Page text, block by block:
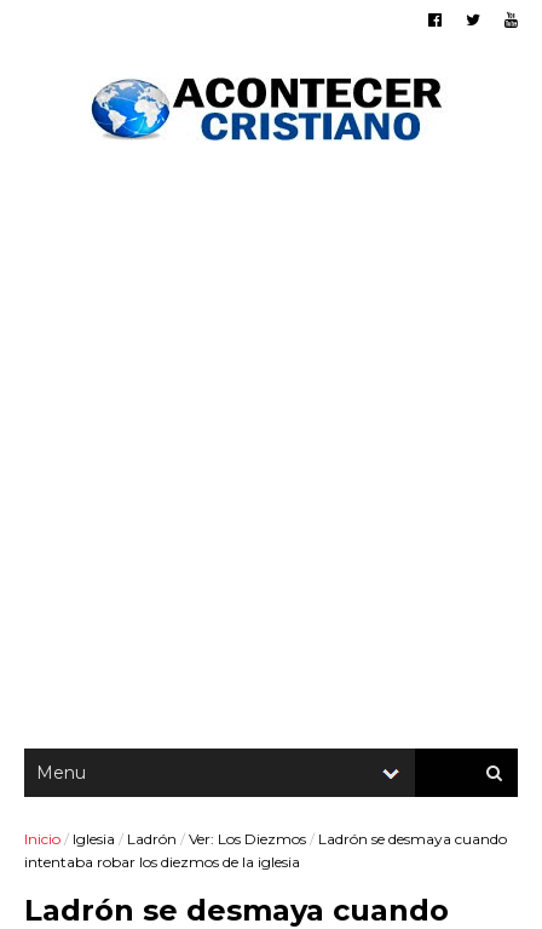
Inicio / Iglesia / Ladrón / Ver: Los Diezmos / Ladrón se desmaya cuando
intentaba robar los diezmos de la iglesia
Ladrón se desmaya cuando